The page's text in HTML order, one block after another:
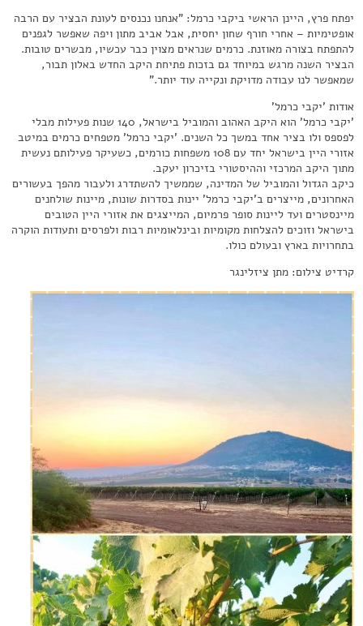
יפתח פרץ, היינן הראשי ביקבי כרמל: "אנחנו נכנסים לעונת הבציר עם הרבה
אופטימיות – אחרי חורף שחון יחסית, אבל אביב מתון ויפה שאפשר לגפנים
להתפתח בצורה מאוזנת. כרמים שנראים מצוין כבר עכשיו, מבשרים טובות.
הבציר השנה מרגש במיוחד גם בזכות פתיחת היקב החדש באלון תבור,
שמאפשר לנו עבודה מדויקת ונקייה עוד יותר."
אודות 'יקבי כרמל'
'יקבי כרמל' הוא היקב האהוב והמוביל בישראל, 140 שנות פעילות מבלי
לפספס ולו בציר אחד במשך כל השנים. 'יקבי כרמל' מטפחים כרמים במיטב
אזורי היין בישראל יחד עם 108 משפחות כורמים, כשעיקר פעילותם נעשית
מתוך היקב המרכזי וההיסטורי בזיכרון יעקב.
כיקב הגדול והמוביל של המדינה, שממשיך להשתדרג ולעבור מהפך בעשורים
האחרונים, מייצרים ב'יקבי כרמל' יינות בסדרות שונות, מיינות שולחנים
מיינסטרים ועד ליינות סופר פרמיום, המייצגים את אזורי היין הטובים
בישראל וזוכים להצלחות מקומיות ובינלאומיות רבות ולפרסים ותעודות הוקרה
בתחרויות בארץ ובעולם כולו.
קרדיט צילום: מתן ציזלינגר